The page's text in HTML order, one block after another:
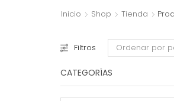
Inicio Shop Tienda
Filtros
CATEGORÍAS